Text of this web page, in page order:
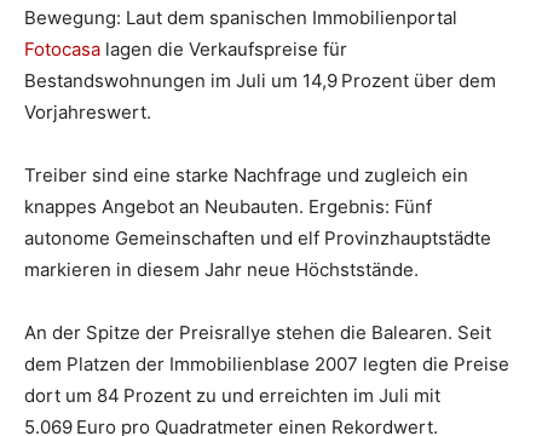
Bewegung: Laut dem spanischen Immobilienportal
Fotocasa lagen die Verkaufspreise für
Bestandswohnungen im Juli um 14,9 Prozent über dem
Vorjahreswert.
Treiber sind eine starke Nachfrage und zugleich ein
knappes Angebot an Neubauten. Ergebnis: Fünf
autonome Gemeinschaften und elf Provinzhauptstädte
markieren in diesem Jahr neue Höchststände.
An der Spitze der Preisrallye stehen die Balearen. Seit
dem Platzen der Immobilienblase 2007 legten die Preise
dort um 84 Prozent zu und erreichten im Juli mit
5.069 Euro pro Quadratmeter einen Rekordwert.